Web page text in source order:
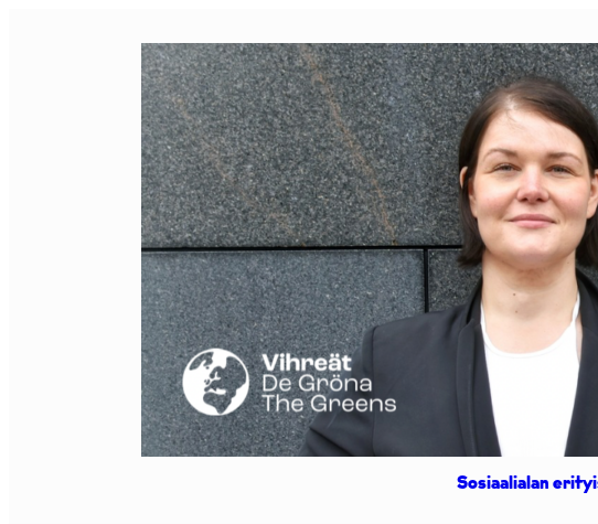
Sosiaalialan